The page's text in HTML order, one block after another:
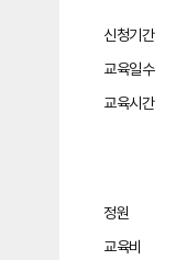
신청기간
교육일수
교육시간
정원
교육비